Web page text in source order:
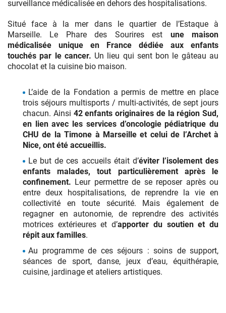
surveillance médicalisée en dehors des hospitalisations.
Situé face à la mer dans le quartier de l’Estaque à
Marseille. Le Phare des Sourires est une maison
médicalisée
unique en France dédiée aux enfants
touchés par le cancer. Un lieu qui sent bon le gâteau au
chocolat et la cuisine bio maison.
L’aide de la Fondation a permis de mettre en place
trois séjours multisports / multi-activités, de sept jours
chacun. Ainsi 42 enfants originaires de la région Sud,
en lien avec les services d’oncologie pédiatrique du
CHU de la Timone à Marseille et celui de l’Archet à
Nice, ont été accueillis.
Le but de ces accueils était d’éviter l’isolement des
enfants malades, tout particulièrement après le
confinement. Leur permettre de se reposer après ou
entre deux hospitalisations, de reprendre la vie en
collectivité en toute sécurité. Mais également de
regagner en autonomie, de reprendre des activités
motrices extérieures et d’apporter du soutien et du
répit aux familles.
Au programme de ces séjours : soins de support,
séances de sport, danse, jeux d’eau, équithérapie,
cuisine, jardinage et ateliers artistiques.